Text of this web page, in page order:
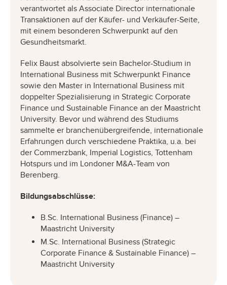
verantwortet als Associate Director internationale
Transaktionen auf der Käufer- und Verkäufer-Seite,
mit einem besonderen Schwerpunkt auf den
Gesundheitsmarkt.
Felix Baust absolvierte sein Bachelor-Studium in
International Business mit Schwerpunkt Finance
sowie den Master in International Business mit
doppelter Spezialisierung in Strategic Corporate
Finance und Sustainable Finance an der Maastricht
University. Bevor und während des Studiums
sammelte er branchenübergreifende, internationale
Erfahrungen durch verschiedene Praktika, u.a. bei
der Commerzbank, Imperial Logistics, Tottenham
Hotspurs und im Londoner M&A-Team von
Berenberg.
Bildungsabschlüsse:
B.Sc. International Business (Finance) –
Maastricht University
M.Sc. International Business (Strategic
Corporate Finance & Sustainable Finance) –
Maastricht University